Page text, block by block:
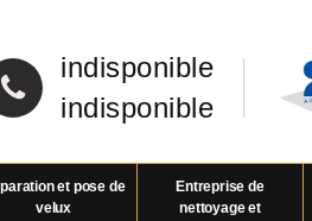
indisponible
indisponible
et pose de
velux
Entreprise de
nettoyage et